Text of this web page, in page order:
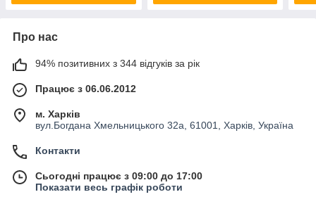
Про нас
94% позитивних з 344 відгуків за рік
Працює з 06.06.2012
м. Харків
вул.Богдана Хмельницького 32а, 61001, Харків, Україна
Контакти
Сьогодні працює з 09:00 до 17:00
Показати весь графік роботи